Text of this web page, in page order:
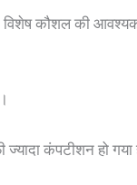
कौशल की
ज्यादा कंपटीशन हो